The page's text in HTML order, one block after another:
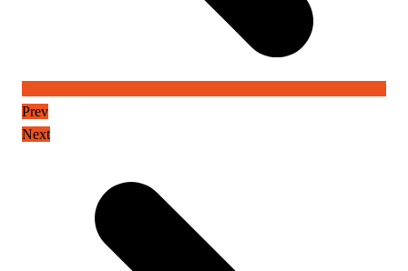
Prev
Next